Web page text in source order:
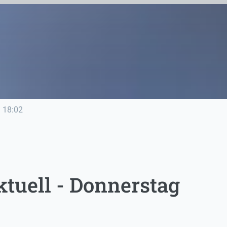
18:02
- Donnerstag